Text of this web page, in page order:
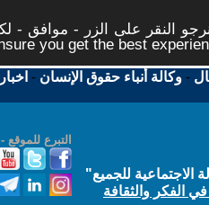
النقر على الزر - موافق -
you get the best
-وكالة أنباء حقوق الإنسان -
التبرع للموقع
للجميع"
الفكر والثقافة